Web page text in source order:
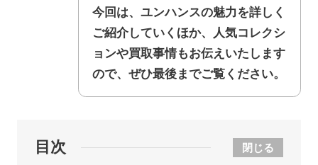
今回は、ユンハンスの魅力を詳しく
ご紹介していくほか、人気コレクシ
ョンや買取事情もお伝えいたします
ので、ぜひ最後までご覧ください。
目次 閉じる